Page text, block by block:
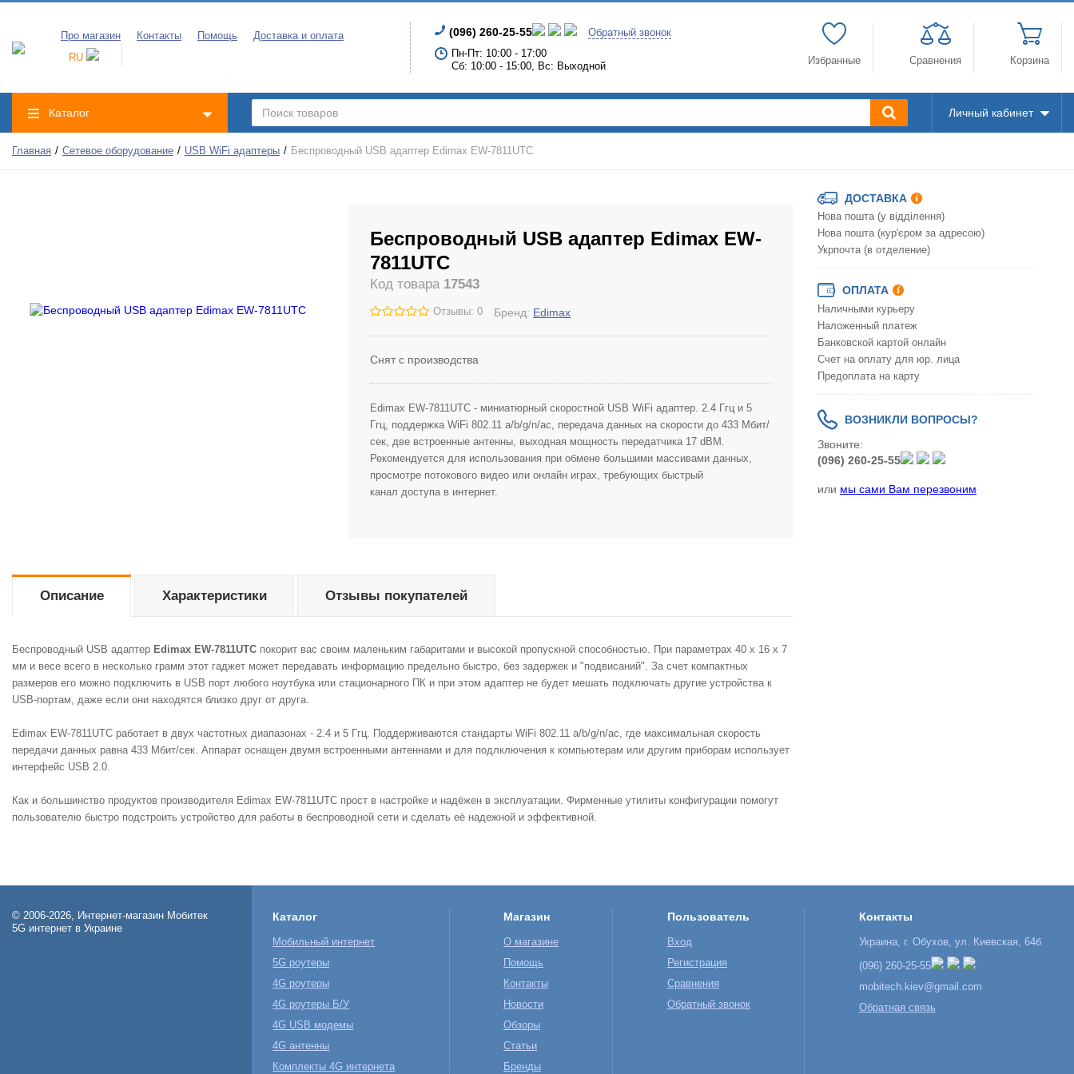
Про магазин Контакты Помощь
Доставка и оплата
RU
(096) 260-25-55
Обратный звонок
Пн-Пт: 10:00 - 17:00
Сб: 10:00 - 15:00, Вс: Выходной
Избранные Сравнения Корзина
Каталог Личный кабинет
Главная Сетевое оборудование USB WiFi адаптеры Беспроводный USB адаптер Edimax EW-7811UTC
Беспроводный USB адаптер Edimax EW-
7811UTC
Код товара 17543
Отзывы: 0 Бренд: Edimax
Снят с производства
Edimax EW-7811UTC - миниатюрный скоростной USB WiFi адаптер. 2.4 Ггц и 5
Ггц, поддержка WiFi 802.11 a/b/g/n/ac, передача данных на скорости до 433 Мбит/
сек, две встроенные антенны, выходная мощность передатчика 17 dBM .
Рекомендуется для использования при обмене большими массивами данных,
просмотре потокового видео или онлайн играх, требующих быстрый
канал доступа в интернет.
Описание
Беспроводный USB адаптер Edimax EW-7811UTC покорит вас своим маленьким габаритами и высокой пропускной способностью. При параметрах 40 x 16 x 7
мм и весе всего в несколько грамм этот гаджет может передавать информацию предельно быстро, без задержек и "подвисаний". За счет компактных
размеров его можно подключить в USB порт любого ноутбука или стационарного ПК и при этом адаптер не будет мешать подключать другие устройства к
USB-портам, даже если они находятся близко друг от друга.
Edimax EW-7811UTC работает в двух частотных диапазонах - 2.4 и 5 Ггц. Поддерживаются стандарты WiFi 802.11 a/b/g/n/ac, где максимальная скорость
передачи данных равна 433 Мбит/сек. Аппарат оснащен двумя встроенными антеннами и для подлключения к компьютерам или другим приборам использует
интерфейс USB 2.0.
Как и большинство продуктов производителя Edimax EW-7811UTC прост в настройке и надёжен в эксплуатации. Фирменные утилиты конфигурации помогут
пользователю быстро подстроить устройство для работы в беспроводной сети и сделать её надежной и эффективной.
Характеристики Отзывы покупателей
ДОСТАВКА
Нова пошта (у відділення)
Нова пошта (кур'єром за адресою)
Укрпочта (в отделение)
ОПЛАТА
Наличными курьеру
Наложенный платеж
Банковской картой онлайн
Счет на оплату для юр. лица
Предоплата на карту
ВОЗНИКЛИ ВОПРОСЫ?
Звоните:
(096) 260-25-55
или мы сами Вам перезвоним
© 2006-2026, Интернет-магазин Мобитек
5G интернет в Украине
Каталог
Мобильный интернет
5G роутеры
4G роутеры
4G роутеры Б/У
4G USB модемы
4G антенны
Комплекты 4G интернета
Магазин
О магазине
Помощь
Контакты
Новости
Обзоры
Статьи
Бренды
Пользователь
Вход
Регистрация
Сравнения
Обратный звонок
Контакты
Украина, г. Обухов, ул. Киевская, 64б
(096) 260-25-55
mobitech.kiev@gmail.com
Обратная связь